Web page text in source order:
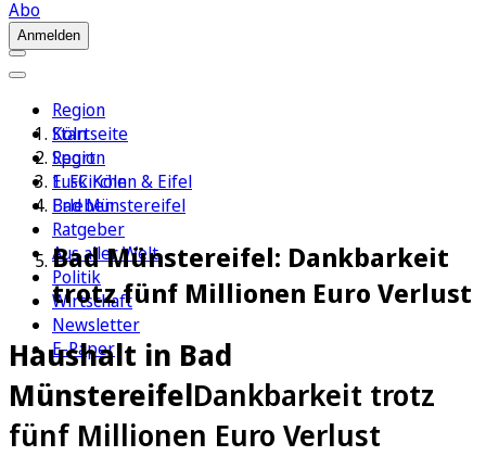
Abo
Anmelden
Region
Köln
Sport
1. FC Köln
Erleben
Ratgeber
Aus aller Welt
Politik
Wirtschaft
Newsletter
E-Paper
Startseite
Region
Euskirchen & Eifel
Bad Münstereifel
Bad Münstereifel: Dankbarkeit
trotz fünf Millionen Euro Verlust
Haushalt in Bad
MünstereifelDankbarkeit trotz
fünf Millionen Euro Verlust